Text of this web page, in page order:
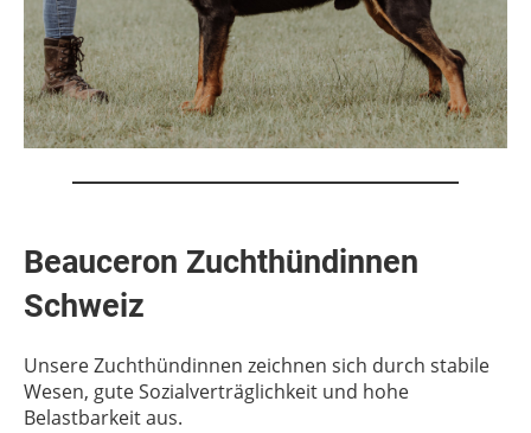
Beauceron Zuchthündinnen
Schweiz
Unsere Zuchthündinnen zeichnen sich durch stabile
Wesen, gute Sozialverträglichkeit und hohe
Belastbarkeit aus.